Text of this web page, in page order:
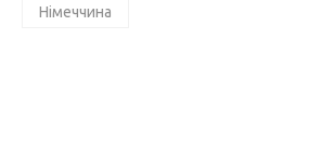
Німеччина